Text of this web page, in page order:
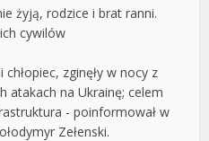
żyją, rodzice i brat ranni.
cywilów
zginęły w nocy z
atakach na Ukrainę; celem
- poinformował w
Zełenski.